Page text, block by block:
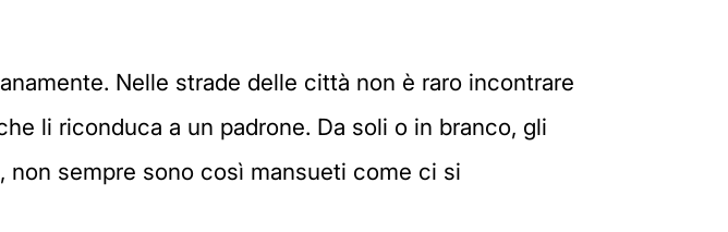
Nelle strade delle città non è raro incontrare
li riconduca a un padrone. Da soli o in branco, gli
non sempre sono così mansueti come ci si